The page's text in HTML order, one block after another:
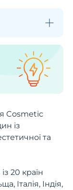
Cosmetic
із
та
20 країн
Італія, Індія,